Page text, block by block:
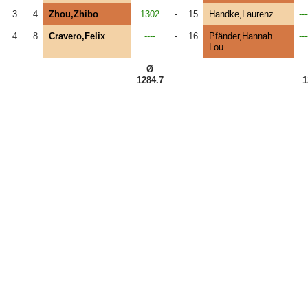
3 4 Zhou,Zhibo 1302 - 15 Handke,Laurenz
4 8 Cravero,Felix ---- - 16
Pfänder,Hannah
Lou
Ø
1284.7